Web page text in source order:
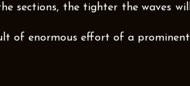
sections, the tighter the waves will
of enormous effort of a prominent